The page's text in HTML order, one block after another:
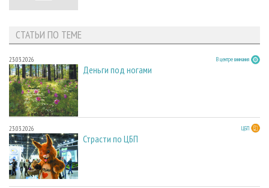
СТАТЬИ ПО ТЕМЕ
23.03.2026 В центре внимания
Деньги под ногами
23.03.2026 ЦБП
Страсти по ЦБП